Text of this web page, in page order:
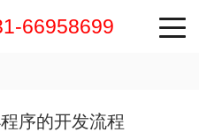
66958699
序的开发流程